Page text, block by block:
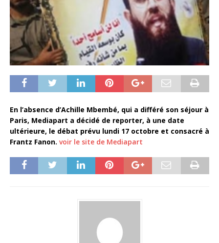
En l’absence d’Achille Mbembé, qui a différé son séjour à
Paris, Mediapart a décidé de reporter, à une date
ultérieure, le débat prévu lundi 17 octobre et consacré à
Frantz Fanon. voir le site de Mediapart